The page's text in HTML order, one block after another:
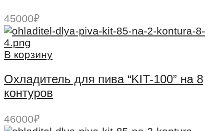
45000₽
В корзину
Охладитель для пива “KIT-100” на 8
контуров
46000₽